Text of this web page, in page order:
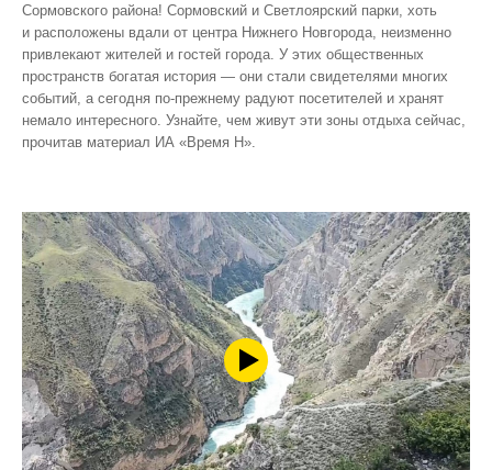
Сормовского района! Сормовский и Светлоярский парки, хоть
и расположены вдали от центра Нижнего Новгорода, неизменно
привлекают жителей и гостей города. У этих общественных
пространств богатая история — они стали свидетелями многих
событий, а сегодня по‑прежнему радуют посетителей и хранят
немало интересного. Узнайте, чем живут эти зоны отдыха сейчас,
прочитав материал ИА «Время Н».